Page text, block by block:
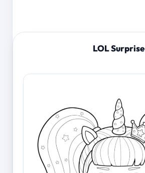
LOL Surprise